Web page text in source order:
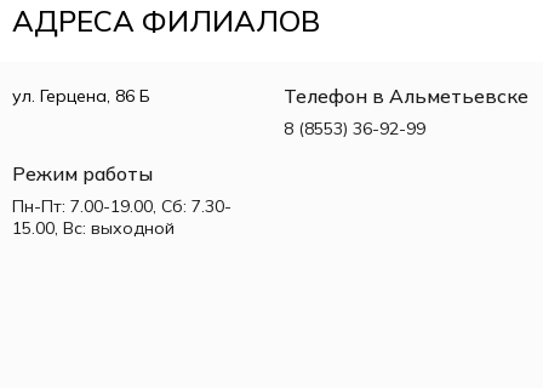
АДРЕСА ФИЛИАЛОВ
ул. Герцена, 86 Б Телефон в Альметьевске
8 (8553) 36-92-99
Режим работы
Пн-Пт: 7.00-19.00, Сб: 7.30-
15.00, Вс: выходной